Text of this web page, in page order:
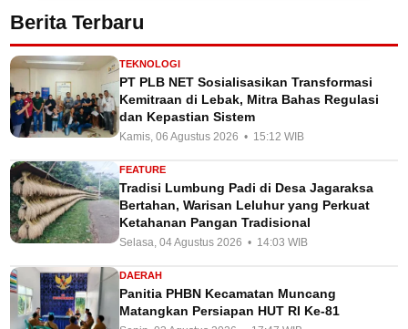
Berita Terbaru
TEKNOLOGI
PT PLB NET Sosialisasikan Transformasi
Kemitraan di Lebak, Mitra Bahas Regulasi
dan Kepastian Sistem
Kamis, 06 Agustus 2026 • 15:12 WIB
FEATURE
Tradisi Lumbung Padi di Desa Jagaraksa
Bertahan, Warisan Leluhur yang Perkuat
Ketahanan Pangan Tradisional
Selasa, 04 Agustus 2026 • 14:03 WIB
DAERAH
Panitia PHBN Kecamatan Muncang
Matangkan Persiapan HUT RI Ke-81